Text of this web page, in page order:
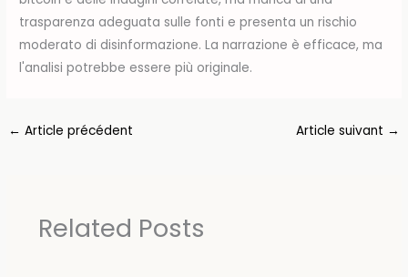
trasparenza adeguata sulle fonti e presenta un rischio
moderato di disinformazione. La narrazione è efficace, ma
l'analisi potrebbe essere più originale.
← Article précédent Article suivant →
Related Posts